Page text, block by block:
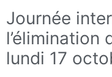
Journée
l’élimination
lundi 17